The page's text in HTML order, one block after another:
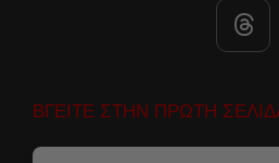
ΒΓΕΙΤΕ ΣΤΗΝ ΠΡΩΤΗ